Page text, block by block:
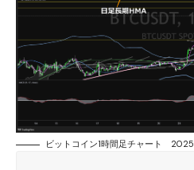
ビットコイン1時間足チャート